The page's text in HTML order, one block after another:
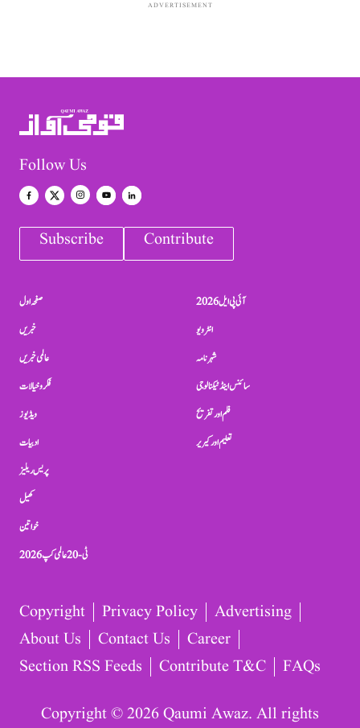
ADVERTISEMENT
Follow Us
Subscribe Contribute
صفحہ اول
خبریں
عالمی خبریں
فکر و خیالات
ویڈیوز
ادبیات
پریس ریلیز
کھیل
خواتین
ٹی-20 عالمی کپ 2026
آئی پی ایل 2026
انٹرویو
شہرنامہ
سائنس اینڈ ٹیکنالوجی
فلم اور تفریح
تعلیم اور کیریر
Copyright Privacy Policy
Advertising
About Us
Contact Us
Career
Section RSS Feeds
Contribute T&C FAQs
Copyright © 2026 Qaumi Awaz. All rights